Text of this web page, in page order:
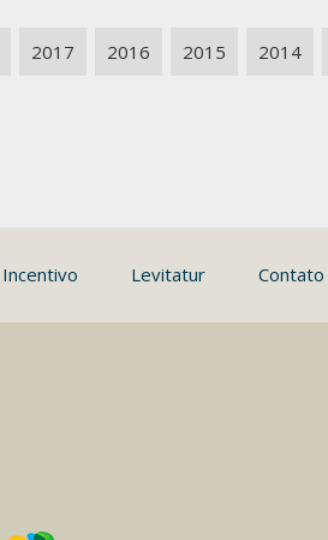
2017 2016 2015 2014
Incentivo Levitatur Contato